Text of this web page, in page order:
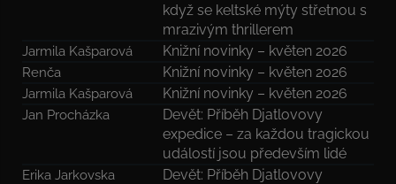
když se keltské mýty střetnou s
mrazivým thrillerem
Jarmila Kašparová Knižní novinky – květen 2026
Renča Knižní novinky – květen 2026
Jarmila Kašparová Knižní novinky – květen 2026
Jan Procházka
Devět: Příběh Djatlovovy
expedice – za každou tragickou
událostí jsou především lidé
Erika Jarkovska
Devět: Příběh Djatlovovy